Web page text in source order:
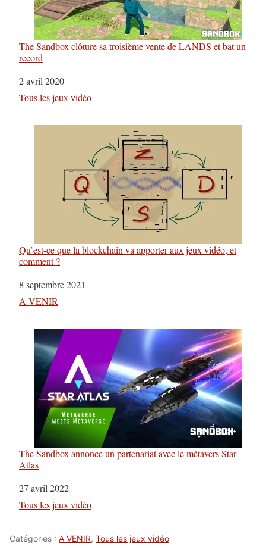
The Sandbox clôture sa troisième vente de LANDS et bat un
record
Date
2 avril 2020
Par rapport à
Tous les jeux vidéo
Qu’est-ce que la blockchain va apporter aux jeux vidéo, et
comment ?
Date
8 septembre 2021
Par rapport à
A VENIR
The Sandbox annonce un partenariat avec le métavers Star
Atlas
Date
27 avril 2022
Par rapport à
Tous les jeux vidéo
Catégories : A VENIR, Tous les jeux vidéo